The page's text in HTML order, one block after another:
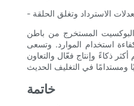
البوكسيت المستخرج من باطن
استخدام الموارد. وتسعى
ذكاءً وإنتاج فعّال والتعاون
خاتمة